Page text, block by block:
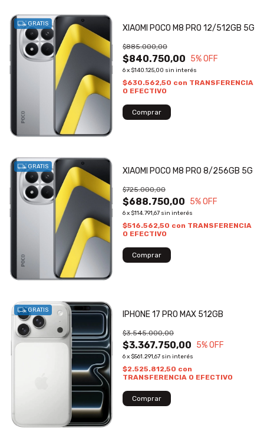
GRATIS XIAOMI POCO M8 PRO 12/512GB 5G
$840.750,00
$885.000,00
5% OFF
6x $140.125,00 sin interés
$630.562,50 con TRANSFERENCIA
O EFECTIVO
GRATIS XIAOMI POCO M8 PRO 8/256GB 5G
$688.750,00
$725.000,00
5% OFF
6x $114.791,67 sin interés
$516.562,50 con TRANSFERENCIA
O EFECTIVO
GRATIS IPHONE 17 PRO MAX 512GB
$3.367.750,00
$3.545.000,00
5% OFF
6x $561.291,67 sin interés
$2.525.812,50 con
TRANSFERENCIA O EFECTIVO